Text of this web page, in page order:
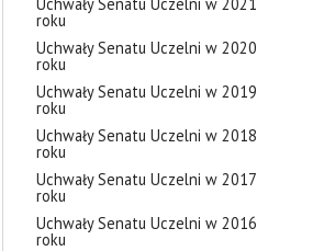
roku
Uchwały Senatu Uczelni w 2020
roku
Uchwały Senatu Uczelni w 2019
roku
Uchwały Senatu Uczelni w 2018
roku
Uchwały Senatu Uczelni w 2017
roku
Uchwały Senatu Uczelni w 2016
roku